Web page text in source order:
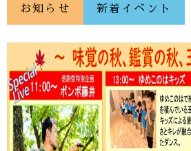
お知らせ 新着イベント